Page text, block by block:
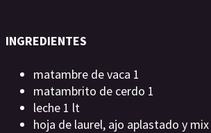
INGREDIENTES
matambre de vaca 1
matambrito de cerdo 1
leche 1 lt
hoja de laurel, ajo aplastado y